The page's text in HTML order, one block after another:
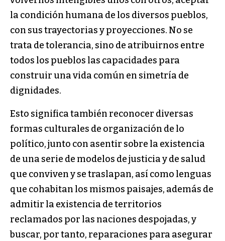
la condición humana de los diversos pueblos,
con sus trayectorias y proyecciones. No se
trata de tolerancia, sino de atribuirnos entre
todos los pueblos las capacidades para
construir una vida común en simetría de
dignidades.
Esto significa también reconocer diversas
formas culturales de organización de lo
político, junto con asentir sobre la existencia
de una serie de modelos de justicia y de salud
que conviven y se traslapan, así como lenguas
que cohabitan los mismos paisajes, además de
admitir la existencia de territorios
reclamados por las naciones despojadas, y
buscar, por tanto, reparaciones para asegurar